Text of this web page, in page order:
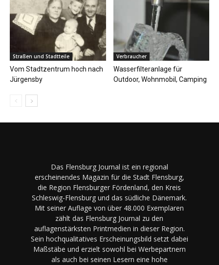
Straßen und Stadtteile
Vom Stadtzentrum hoch nach
Jürgensby
Verbraucher
Wasserfilteranlage für
Outdoor, Wohnmobil, Camping
Das Flensburg Journal ist ein regional
erscheinendes Magazin für die Stadt Flensburg,
die Region Flensburger Fördenland, den Kreis
Schleswig-Flensburg und das südliche Dänemark.
Mit seiner Auflage von über 48.000 Exemplaren
zählt das Flensburg Journal zu den
auflagenstärksten Printmedien in dieser Region.
Sein hochqualitatives Erscheinungsbild setzt dabei
Maßstäbe und erzielt sowohl bei Werbepartnern
als auch bei seinen Lesern eine hohe